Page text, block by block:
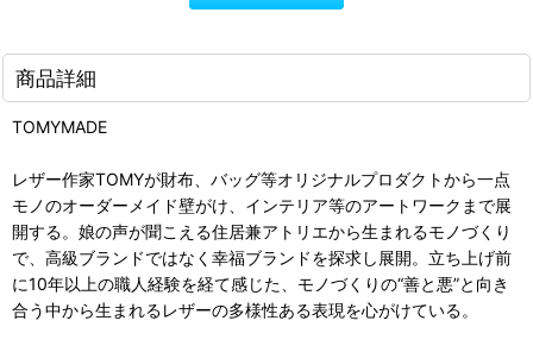
商品詳細
TOMYMADE
レザー作家TOMYが財布、バッグ等オリジナルプロダクトから一点
モノのオーダーメイド壁がけ、インテリア等のアートワークまで展
開する。娘の声が聞こえる住居兼アトリエから生まれるモノづくり
で、高級ブランドではなく幸福ブランドを探求し展開。立ち上げ前
に10年以上の職人経験を経て感じた、モノづくりの“善と悪”と向き
合う中から生まれるレザーの多様性ある表現を心がけている。